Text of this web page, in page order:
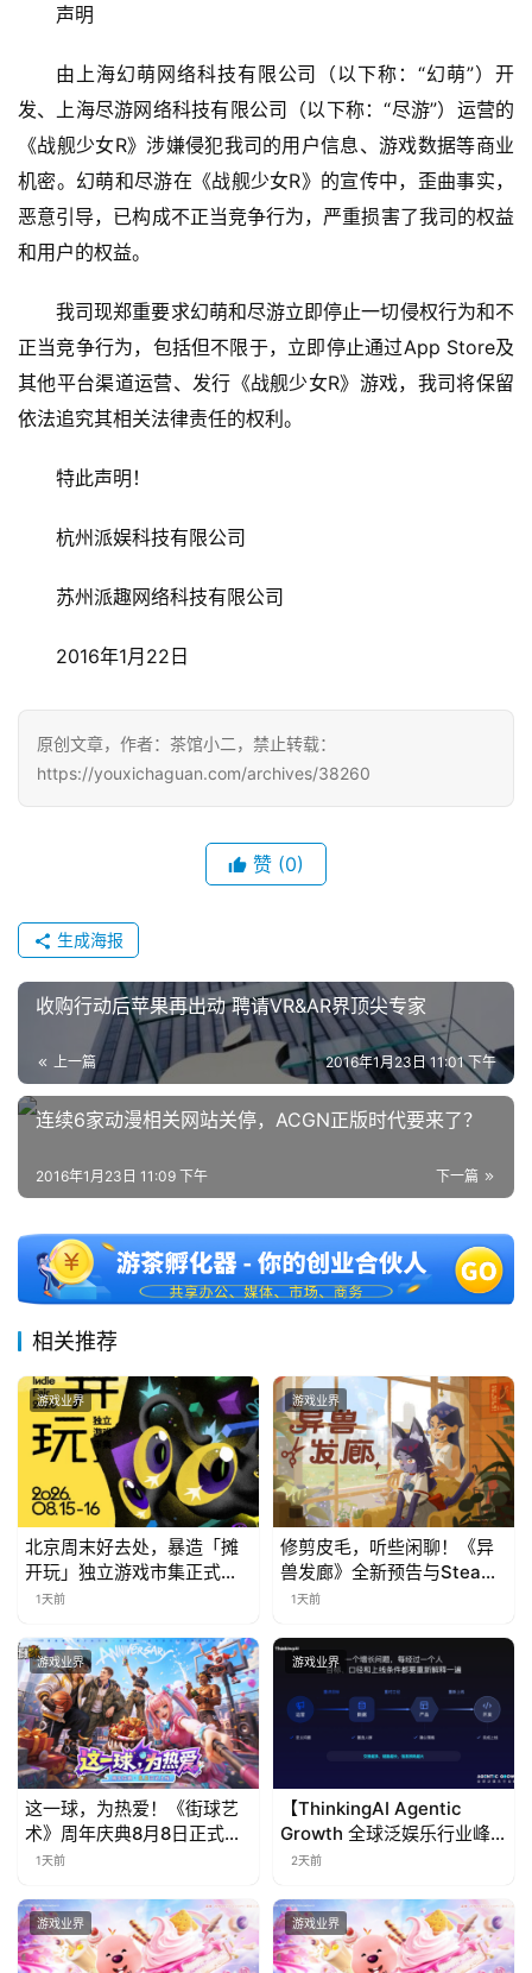
机
游
休
闲
2
0
7
日
游
接
上
海
站
中
文
国
)
声明
由上海幻萌网络科技有限公司（以下称：“幻萌”）开
发、上海尽游网络科技有限公司（以下称：“尽游”）运营的
《战舰少女R》涉嫌侵犯我司的用户信息、游戏数据等商业
机密。幻萌和尽游在《战舰少女R》的宣传中，歪曲事实，
恶意引导，已构成不正当竞争行为，严重损害了我司的权益
和用户的权益。
我司现郑重要求幻萌和尽游立即停止一切侵权行为和不
正当竞争行为，包括但不限于，立即停止通过App Store及
其他平台渠道运营、发行《战舰少女R》游戏，我司将保留
依法追究其相关法律责任的权利。
特此声明！
杭州派娱科技有限公司
苏州派趣网络科技有限公司
2016年1月22日
原创文章，作者：茶馆小二，禁止转载：
https://youxichaguan.com/archives/38260
赞 (0)
生成海报
收购行动后苹果再出动 聘请VR&AR界顶尖专家
上一篇 2016年1月23日 11:01 下午
连续6家动漫相关网站关停，ACGN正版时代要来了？
下一篇
2016年1月23日 11:09 下午
相关推荐
游戏业界
北京周末好去处，暴造「摊
开玩」独立游戏市集正式开
票！
1天前
游戏业界
修剪皮毛，听些闲聊！《异
兽发廊》全新预告与Steam
免费试玩公开
1天前
游戏业界
这一球，为热爱！《街球艺
术》周年庆典8月8日正式上
线，多重福利与全新内容同
1天前
游戏业界
【ThinkingAI Agentic
Growth 全球泛娱乐行业峰
会】Agent 时代，人到底负
2天前
游戏业界 游戏业界